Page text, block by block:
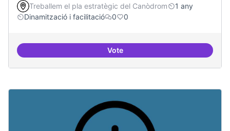
Treballem el pla estratègic del Canòdrom
1 any
Dinamització i facilitació
0 0
VoteTrobades democràtiques